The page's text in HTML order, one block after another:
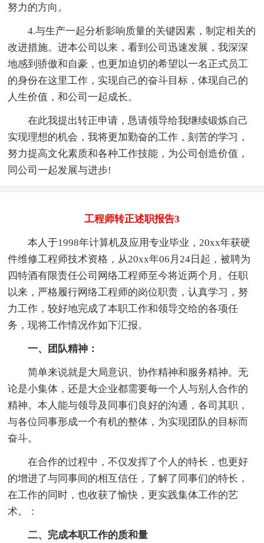
努力的方向。
4.与生产一起分析影响质量的关键因素，制定相关的
改进措施。进本公司以来，看到公司迅速发展，我深深
地感到骄傲和自豪，也更加迫切的希望以一名正式员工
的身份在这里工作，实现自己的奋斗目标，体现自己的
人生价值，和公司一起成长。
在此我提出转正申请，恳请领导给我继续锻炼自己
实现理想的机会，我将更加勤奋的工作，刻苦的学习，
努力提高文化素质和各种工作技能，为公司创造价值，
同公司一起发展与进步!
工程师转正述职报告3
本人于1998年计算机及应用专业毕业，20xx年获硬
件维修工程师技术资格，从20xx年06月24日起，被聘为
四特酒有限责任公司网络工程师至今将近两个月。任职
以来，严格履行网络工程师的岗位职责，认真学习，努
力工作，较好地完成了本职工作和领导交给的各项任
务，现将工作情况作如下汇报。
一、团队精神：
简单来说就是大局意识、协作精神和服务精神。无
论是小集体，还是大企业都需要每一个人与别人合作的
精神。本人能与领导及同事们良好的沟通，各司其职，
与各位同事形成一个有机的整体，为实现团队的目标而
奋斗。
在合作的过程中，不仅发挥了个人的特长，也更好
的增进了与同事间的相互信任，了解了同事们的特长，
在工作的同时，也收获了愉快，更实践集体工作的艺
术。：
二、完成本职工作的质和量